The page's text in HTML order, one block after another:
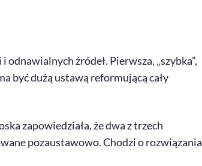
źródeł. Pierwsza, „szybka”,
być dużą ustawą reformującą cały
zapowiedziała, że dwa z trzech
pozaustawowo. Chodzi o rozwiązania